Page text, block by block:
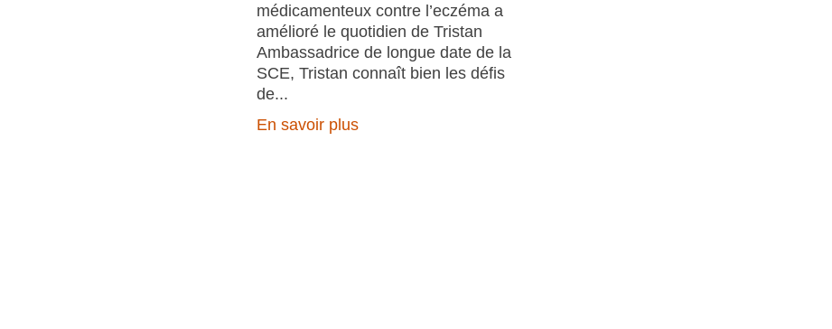
médicamenteux contre l’eczéma a
amélioré le quotidien de Tristan
Ambassadrice de longue date de la
SCE, Tristan connaît bien les défis
de
En savoir plus